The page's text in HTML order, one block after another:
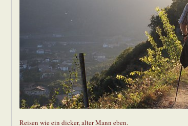
Reisen wie ein dicker, alter Mann eben.